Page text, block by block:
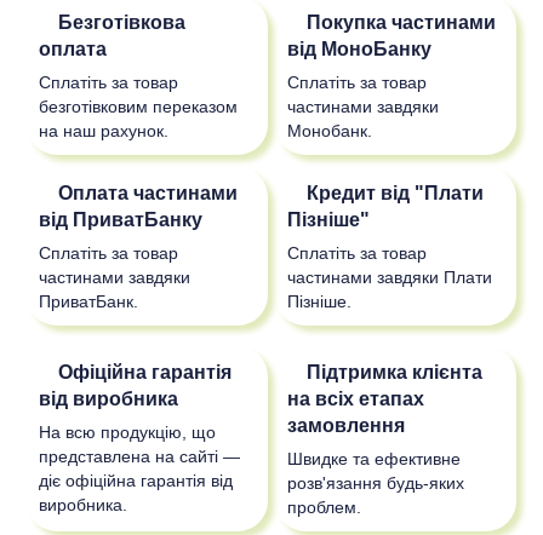
Безготівкова
оплата
Сплатіть за товар
безготівковим переказом
на наш рахунок.
Покупка частинами
від МоноБанку
Сплатіть за товар
частинами завдяки
Монобанк.
Оплата частинами
від ПриватБанку
Сплатіть за товар
частинами завдяки
ПриватБанк.
Кредит від "Плати
Пізніше"
Сплатіть за товар
частинами завдяки Плати
Пізніше.
Офіційна гарантія
від виробника
На всю продукцію, що
представлена на сайті —
діє офіційна гарантія від
виробника.
Підтримка клієнта
на всіх етапах
замовлення
Швидке та ефективне
розв'язання будь-яких
проблем.